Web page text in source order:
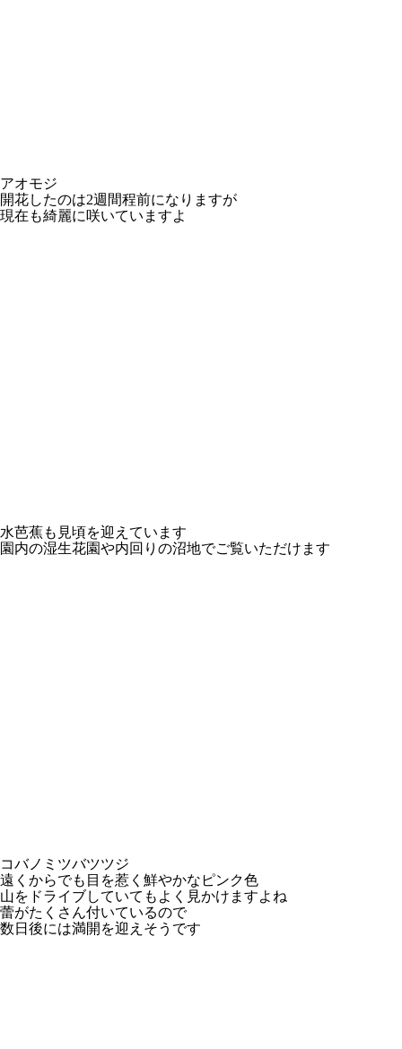
アオモジ
開花したのは2週間程前になりますが
現在も綺麗に咲いていますよ
水芭蕉も見頃を迎えています
園内の湿生花園や内回りの沼地でご覧いただけます
コバノミツバツツジ
遠くからでも目を惹く鮮やかなピンク色
山をドライブしていてもよく見かけますよね
蕾がたくさん付いているので
数日後には満開を迎えそうです